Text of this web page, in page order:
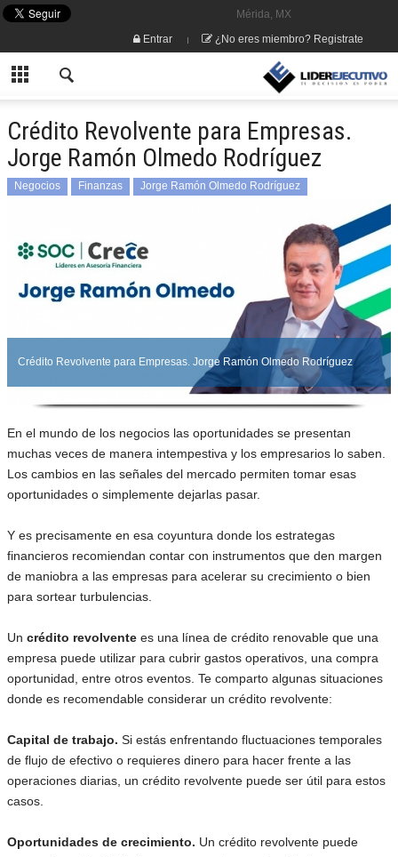
Mérida, MX
Entrar
¿No eres miembro? Registrate
Crédito Revolvente para Empresas.
Jorge Ramón Olmedo Rodríguez
Negocios Finanzas Jorge Ramón Olmedo Rodríguez
Crédito Revolvente para Empresas. Jorge Ramón Olmedo Rodríguez
En el mundo de los negocios las oportunidades se presentan
muchas veces de manera intempestiva y los empresarios lo saben.
Los cambios en las señales del mercado permiten tomar esas
oportunidades o simplemente dejarlas pasar.
Y es precisamente en esa coyuntura donde los estrategas
financieros recomiendan contar con instrumentos que den margen
de maniobra a las empresas para acelerar su crecimiento o bien
para sortear turbulencias.
Un crédito revolvente es una línea de crédito renovable que una
empresa puede utilizar para cubrir gastos operativos, una compra
oportunidad, entre otros eventos. Te comparto algunas situaciones
donde es recomendable considerar un crédito revolvente:
Capital de trabajo. Si estás enfrentando fluctuaciones temporales
de flujo de efectivo o requieres dinero para hacer frente a las
operaciones diarias, un crédito revolvente puede ser útil para estos
casos.
Oportunidades de crecimiento. Un crédito revolvente puede